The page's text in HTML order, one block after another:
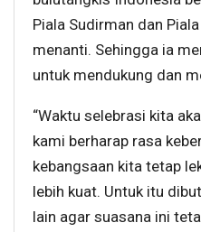
Piala Sudirman dan
menanti. Sehingga ia
untuk mendukung dan
“Waktu selebrasi kita
kami berharap rasa
kebangsaan kita tetap
lebih kuat. Untuk itu
lain agar suasana ini